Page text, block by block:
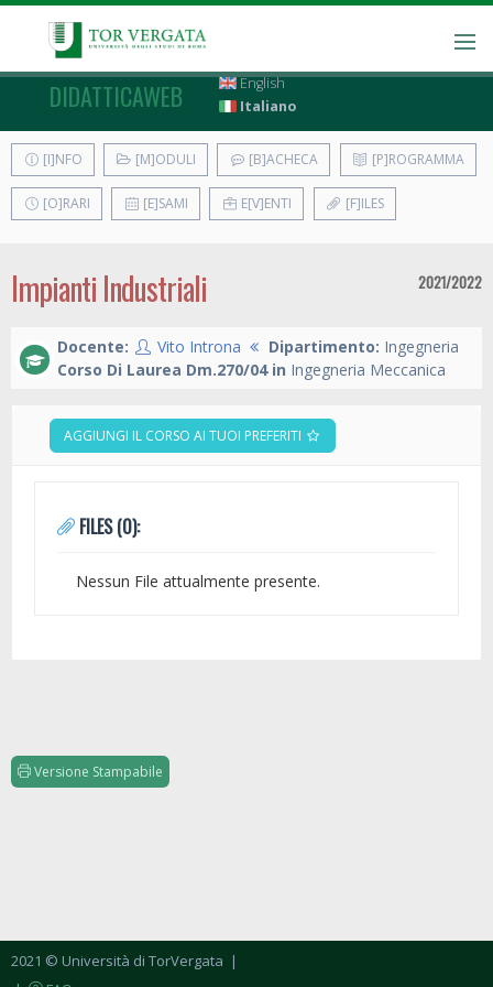
DIDATTICAWEB
English
Italiano
[I]NFO [M]ODULI [B]ACHECA [P]ROGRAMMA
[O]RARI [E]SAMI E[V]ENTI [F]ILES
Impianti Industriali 2021/2022
Docente: Vito Introna Dipartimento: Ingegneria
Corso Di Laurea Dm.270/04 in Ingegneria Meccanica
AGGIUNGI IL CORSO AI TUOI PREFERITI
FILES (0):
Nessun File attualmente presente.
Versione Stampabile
2021 © Università di TorVergata |